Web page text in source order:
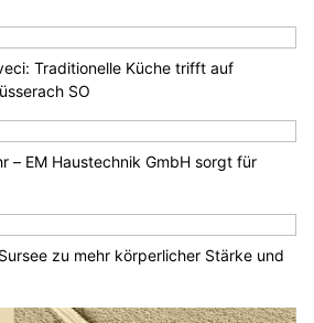
Traditionelle Küche trifft auf
SO
– EM Haustechnik GmbH sorgt für
zu mehr körperlicher Stärke und